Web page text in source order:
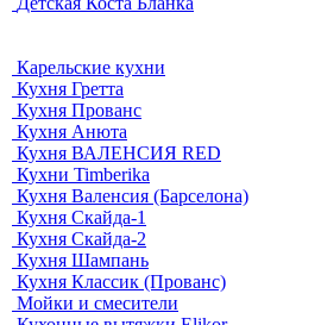
Карельские кухни
Кухня Гретта
Кухня Прованс
Кухня Анюта
Кухня ВАЛЕНСИЯ RED
Кухни Timberika
Кухня Валенсия (Барселона)
Кухня Скайда-1
Кухня Скайда-2
Кухня Шампань
Кухня Классик (Прованс)
Мойки и смесители